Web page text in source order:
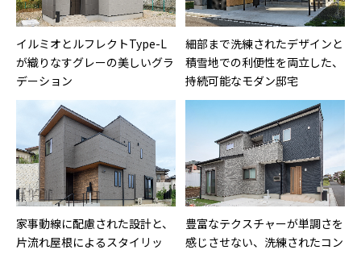
イルミオとルフレクトType-L
が織りなすグレーの美しいグラ
デーション
細部まで洗練されたデザインと
積雪地での利便性を両立した、
持続可能なモダン邸宅
家事動線に配慮された設計と、
片流れ屋根によるスタイリッ
豊富なテクスチャーが単調さを
感じさせない、洗練されたコン